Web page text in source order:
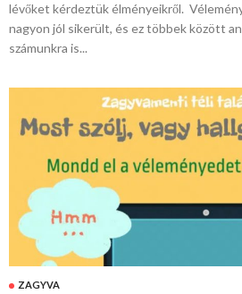
lévőket kérdeztük élményeikről.
nagyon jól sikerült, és ez többek között
számunkra is...
ZAGYVA